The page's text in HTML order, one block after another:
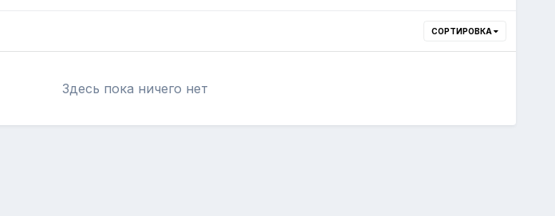
СОРТИРОВКА
Здесь пока ничего нет